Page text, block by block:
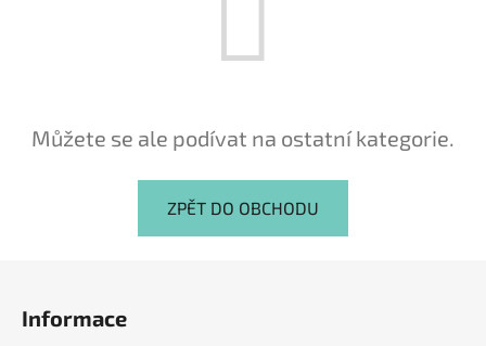
Můžete se ale podívat na ostatní kategorie.
ZPĚT DO OBCHODU
Informace